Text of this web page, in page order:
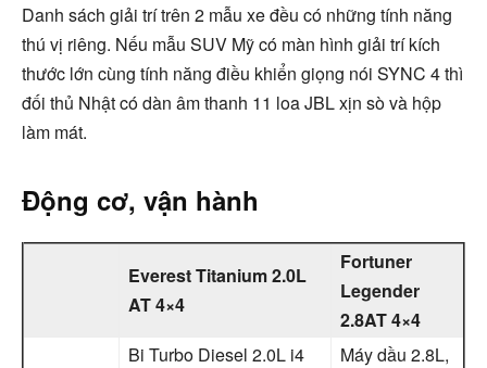
Danh sách giải trí trên 2 mẫu xe đều có những tính năng
thú vị riêng. Nếu mẫu SUV Mỹ có màn hình giải trí kích
thước lớn cùng tính năng điều khiển giọng nói SYNC 4 thì
đối thủ Nhật có dàn âm thanh 11 loa JBL xịn sò và hộp
làm mát.
Động cơ, vận hành
Everest Titanium 2.0L
AT 4×4
Fortuner
Legender
2.8AT 4×4
Bi Turbo Diesel 2.0L i4
Máy dầu 2.8L,